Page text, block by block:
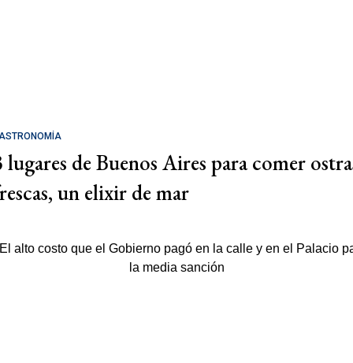
lugares de Buenos Aires para comer
un elixir de mar